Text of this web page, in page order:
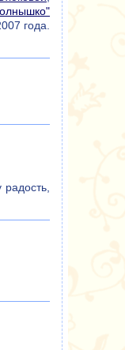
года.